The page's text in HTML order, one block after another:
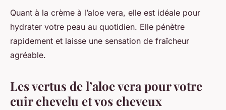
Quant à la crème à l’aloe vera, elle est idéale pour
hydrater votre peau au quotidien. Elle pénètre
rapidement et laisse une sensation de fraîcheur
agréable.
Les vertus de l’aloe vera pour votre
cuir chevelu et vos cheveux